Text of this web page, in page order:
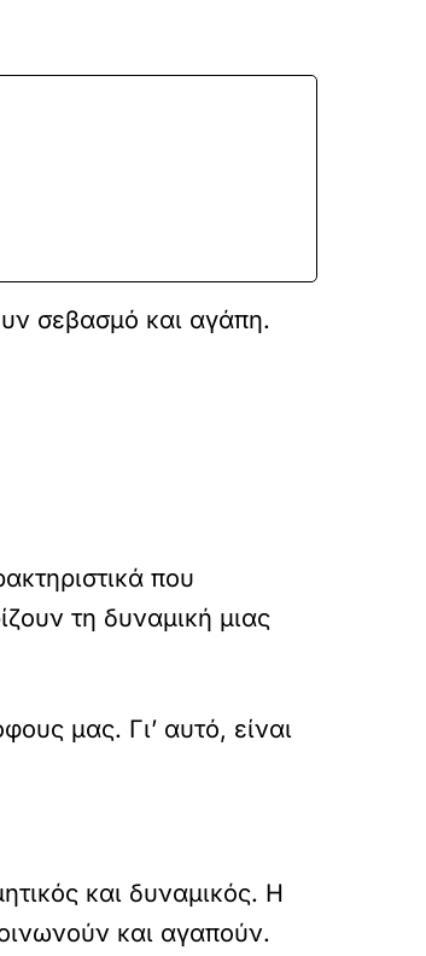
σεβασμό και αγάπη.
που
τη δυναμική μιας
μας. Γι’ αυτό, είναι
και δυναμικός. Η
και αγαπούν.